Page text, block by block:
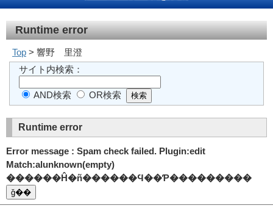
Runtime error
Top > 響野 里澄
サイト内検索：
AND検索 OR検索
Runtime error
Error message : Spam check failed. Plugin:edit
Match:alunknown(empty)
������Ĥ�ñ������Ϥ��Ƥ���������